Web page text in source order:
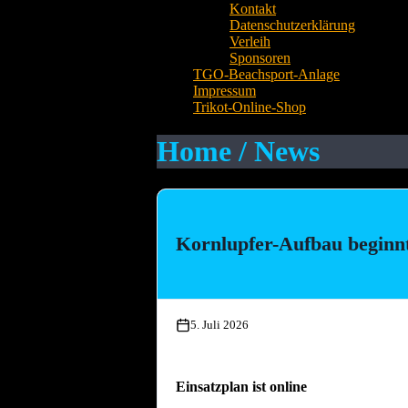
Kontakt
Datenschutzerklärung
Verleih
Sponsoren
TGO-Beachsport-Anlage
Impressum
Trikot-Online-Shop
Home / News
Kornlupfer-Aufbau
5. Juli 2026
Einsatzplan ist online